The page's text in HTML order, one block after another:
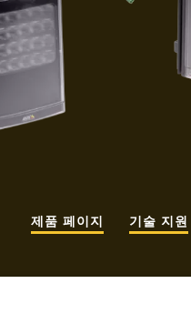
제품 페이지 기술 지원